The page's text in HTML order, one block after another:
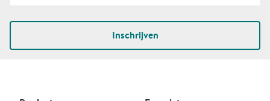
Inschrijven